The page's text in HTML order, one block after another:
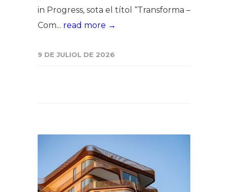
in Progress, sota el títol “Transforma –
Com... read more →
9 DE JULIOL DE 2026